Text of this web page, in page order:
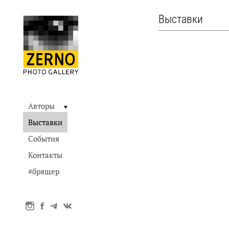
Авторы ▼
Выставки
События
Контакты
#брящер
Выставки